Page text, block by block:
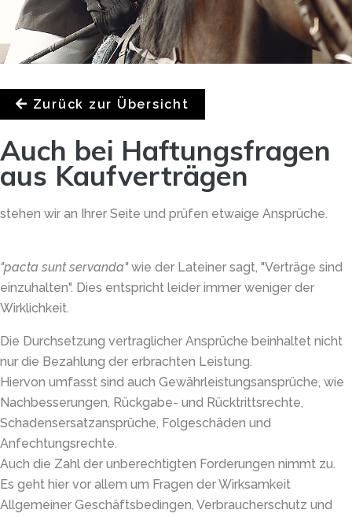
Zurück zur Übersicht
Auch bei Haftungsfragen
aus Kaufverträgen
stehen wir an Ihrer Seite und prüfen etwaige Ansprüche.
"pacta sunt servanda"wie der Lateiner sagt, "Verträge sind
einzuhalten". Dies entspricht leider immer weniger der
Wirklichkeit.
Die Durchsetzung vertraglicher Ansprüche beinhaltet nicht
nur die Bezahlung der erbrachten Leistung.
Hiervon umfasst sind auch Gewährleistungsansprüche, wie
Nachbesserungen, Rückgabe- und Rücktrittsrechte,
Schadensersatzansprüche, Folgeschäden und
Anfechtungsrechte.
Auch die Zahl der unberechtigten Forderungen nimmt zu.
Es geht hier vor allem um Fragen der Wirksamkeit
Allgemeiner Geschäftsbedingen, Verbraucherschutz und